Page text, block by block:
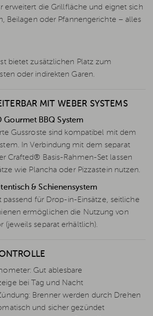
erweitert die Grillfläche und eignet sich
Beilagen oder Pfannengerichte – alles
bietet zusätzlichen Platz zum
oder indirekten Garen.
MIT WEBER SYSTEMS
Gourmet BBQ System
Gussroste sind kompatibel mit dem
In Verbindung mit dem separat
Crafted® Basis-Rahmen-Set lassen
wie Plancha oder Pizzastein nutzen.
& Schienensystem
passend für Drop-in-Einsätze, seitliche
ermöglichen die Nutzung von
(jeweils separat erhältlich).
Gut ablesbare
bei Tag und Nacht
Brenner werden durch Drehen
und sicher gezündet